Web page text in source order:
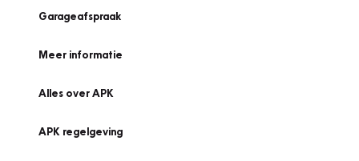
Garageafspraak
Meer informatie
Alles over APK
APK regelgeving